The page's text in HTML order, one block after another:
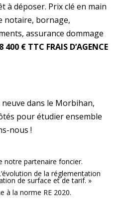
à déposer. Prix clé en main
notaire, bornage,
assurance dommage
€ TTC FRAIS D’AGENCE
dans le Morbihan,
pour étudier ensemble
nous !
notre partenaire foncier.
de la réglementation
de surface et de tarif. »
à la norme RE 2020.